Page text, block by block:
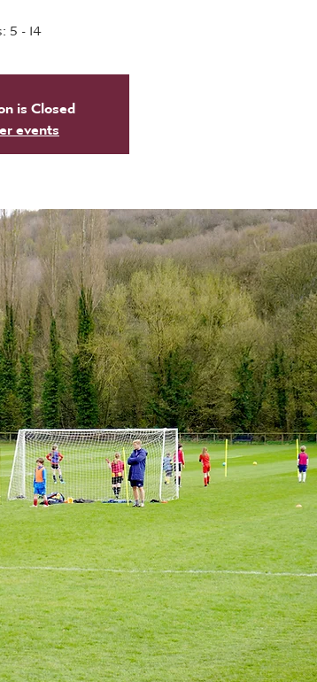
5 - 14
is Closed
events